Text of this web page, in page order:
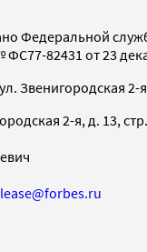
Федеральной
82431 от 23
Звенигородская 2-
2-я, д. 13,